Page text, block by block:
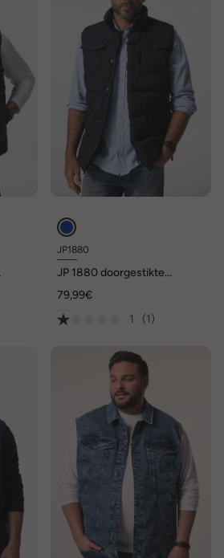
JP1880
JP 1880 doorgestikte
opstaande kraag, tot 8XL
79,99€
1
(1)